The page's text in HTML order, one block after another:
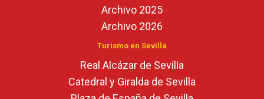
Archivo 2025
Archivo 2026
Turismo en Sevilla
Real Alcázar de Sevilla
Catedral y Giralda de Sevilla